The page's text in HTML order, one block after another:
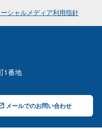
ーシャルメディア利用指針
1番地
メールでのお問い合わせ